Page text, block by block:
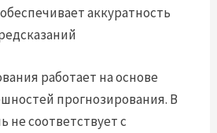
аккуратность
работает на основе
прогнозирования. В
не соответствует с